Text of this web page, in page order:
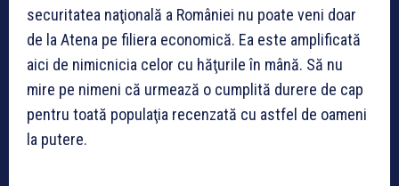
securitatea naţională a României nu poate veni doar
de la Atena pe filiera economică. Ea este amplificată
aici de nimicnicia celor cu hăţurile în mână. Să nu
mire pe nimeni că urmează o cumplită durere de cap
pentru toată populaţia recenzată cu astfel de oameni
la putere.